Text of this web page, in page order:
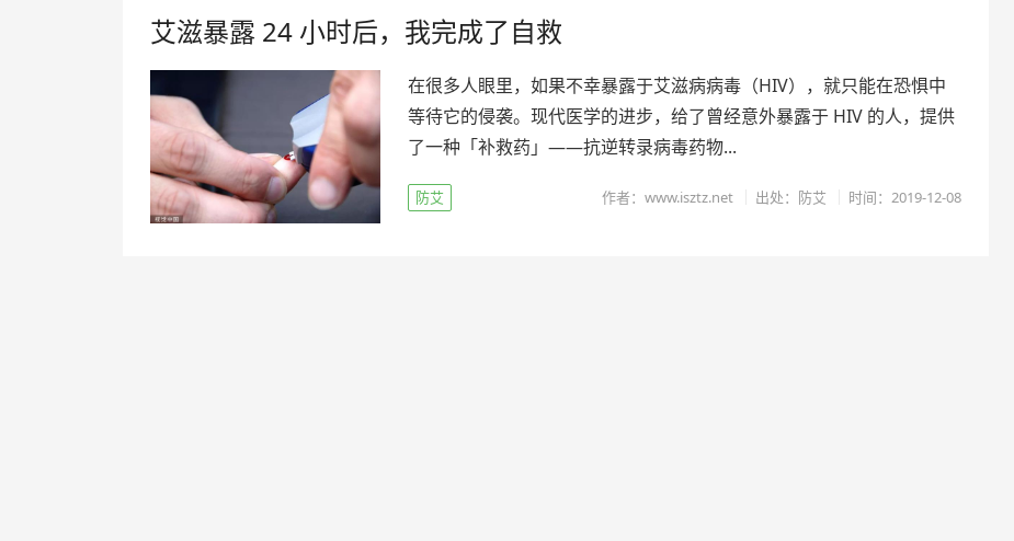
艾滋暴露 24 小时后，我完成了自救
在很多人眼里，如果不幸暴露于艾滋病病毒（HIV），就只能在恐惧中
等待它的侵袭。现代医学的进步，给了曾经意外暴露于 HIV 的人，提供
了一种「补救药」——抗逆转录病毒药物...
防艾 作者：www.isztz.net 出处：防艾 时间：2019-12-08